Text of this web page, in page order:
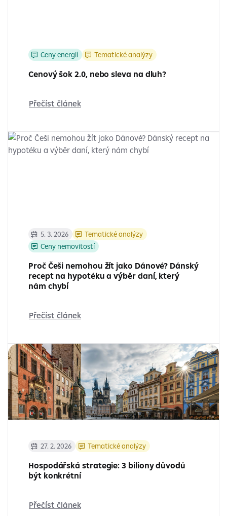
Tematické analýzy
Ceny energií
Cenový šok 2.0, nebo sleva na dluh?
Přečíst článek
Tematické analýzy
Ceny nemovitostí
5. 3. 2026
Proč Češi nemohou žít jako Dánové? Dánský
recept na hypotéku a výběr daní, který
nám chybí
Přečíst článek
Tematické analýzy
27. 2. 2026
Hospodářská strategie: 3 biliony důvodů
být konkrétní
Přečíst článek